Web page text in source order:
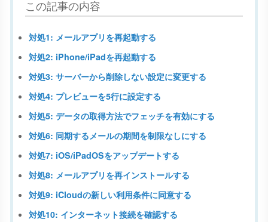
この記事の内容
対処1: メールアプリを再起動する
対処2: iPhone/iPadを再起動する
対処3: サーバーから削除しない設定に変更する
対処4: プレビューを5行に設定する
対処5: データの取得方法でフェッチを有効にする
対処6: 同期するメールの期間を制限なしにする
対処7: iOS/iPadOSをアップデートする
対処8: メールアプリを再インストールする
対処9: iCloudの新しい利用条件に同意する
対処10: インターネット接続を確認する